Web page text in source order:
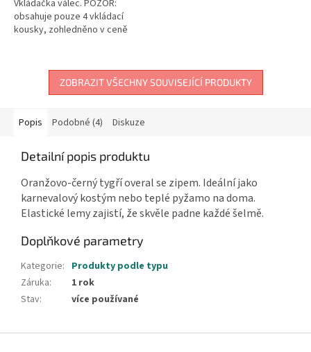
Vkládačka válec. POZOR:
obsahuje pouze 4 vkládací
kousky, zohledněno v ceně
ZOBRAZIT VŠECHNY SOUVISEJÍCÍ PRODUKTY
Popis Podobné (4) Diskuze
Detailní popis produktu
Oranžovo-černý tygří overal se zipem. Ideální jako
karnevalový kostým nebo teplé pyžamo na doma.
Elastické lemy zajistí, že skvěle padne každé šelmě.
Doplňkové parametry
Kategorie: Produkty podle typu
Záruka:
1 rok
Stav: více používané